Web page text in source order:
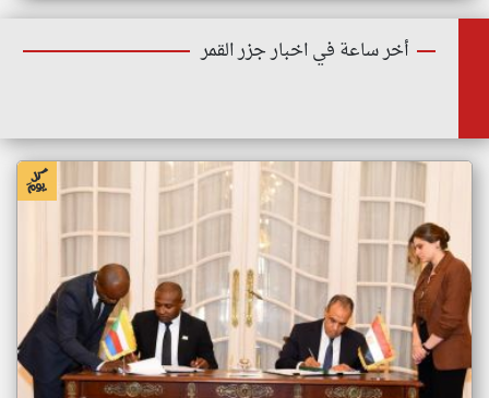
أخر ساعة في اخبار جزر القمر